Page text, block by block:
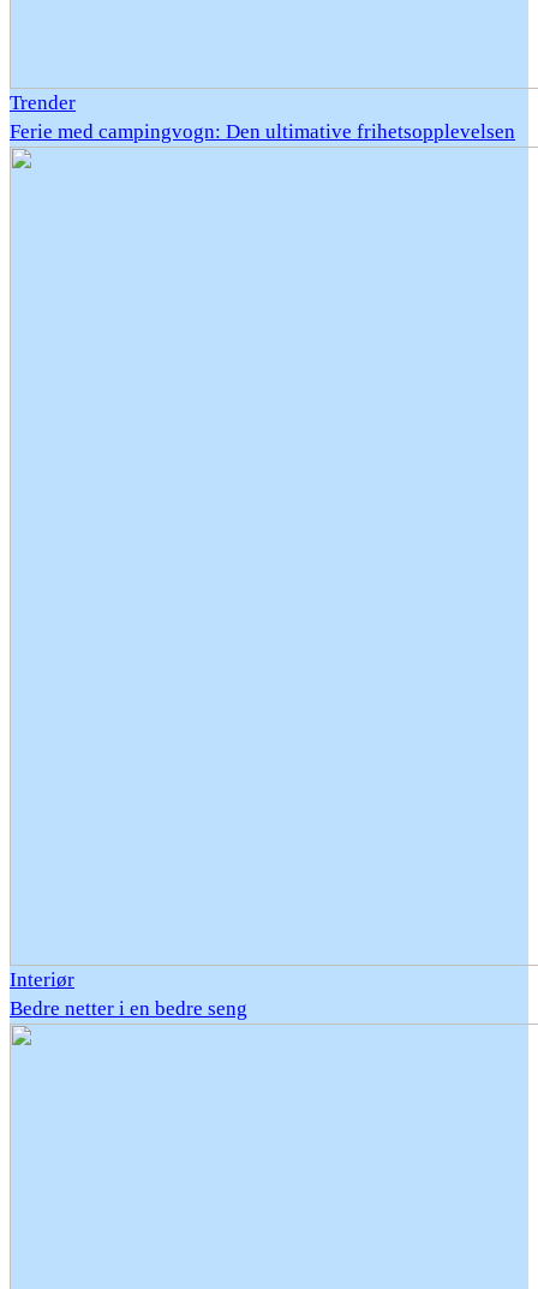
Trender
Ferie med campingvogn: Den ultimative frihetsopplevelsen
Interiør
Bedre netter i en bedre seng